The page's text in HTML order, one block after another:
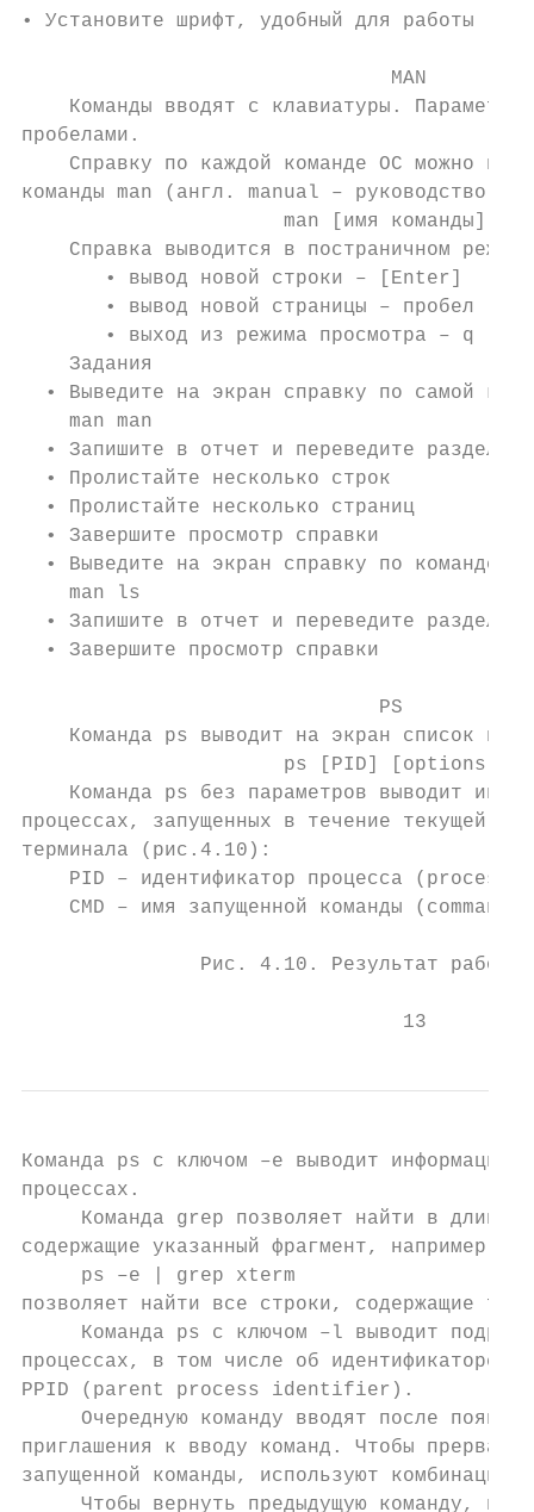
• Установите шрифт, удобный для работы
                               MAN
Команды вводят с клавиатуры. Параметры
пробелами.
Справку по каждой команде ОС можно
команды man (англ. manual – руководство).
                      man [имя команды]
Справка выводится в постраничном
       • вывод новой строки – [Enter]
• вывод новой страницы – пробел
• выход из режима просмотра – q
    Задания
• Выведите на экран справку по самой
    man man
• Запишите в отчет и переведите раздел
  • Пролистайте несколько строк
  • Пролистайте несколько страниц
  • Завершите просмотр справки
• Выведите на экран справку по команде
    man ls
• Запишите в отчет и переведите раздел
  • Завершите просмотр справки
                              PS
Команда ps выводит на экран список
                      ps [PID] [options]
Команда ps без параметров выводит
процессах, запущенных в течение текущей
терминала (рис.4.10):
PID – идентификатор процесса (process
    CMD – имя запущенной команды (command)
Рис. 4.10. Результат работы
                                13
Команда ps с ключом –е выводит информацию
процессах.
Команда grep позволяет найти в
содержащие указанный фрагмент, например:
     ps –e | grep xterm
позволяет найти все строки, содержащие
Команда ps с ключом –l выводит
процессах, в том числе об идентификаторе
PPID (parent process identifier).
Очередную команду вводят после
приглашения к вводу команд. Чтобы прервать
запущенной команды, используют
Чтобы вернуть предыдущую команду,